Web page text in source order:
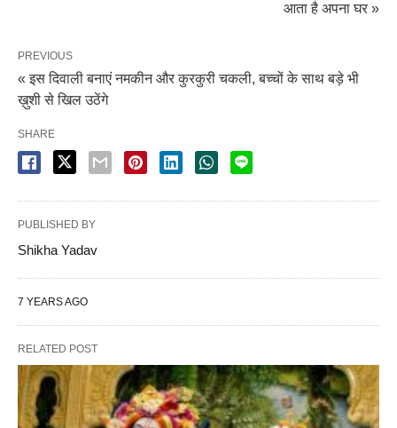
आता है अपना घर »
PREVIOUS
« इस दिवाली बनाएं नमकीन और कुरकुरी चकली, बच्चों के साथ बड़े भी
ख़ुशी से खिल उठेंगे
SHARE
PUBLISHED BY
Shikha Yadav
7 YEARS AGO
RELATED POST